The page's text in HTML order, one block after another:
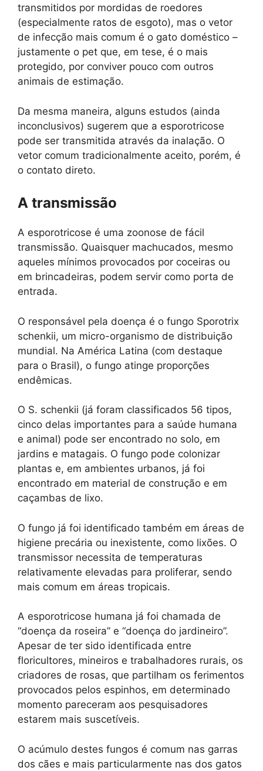
transmitidos por mordidas de roedores
(especialmente ratos de esgoto), mas o vetor
de infecção mais comum é o gato doméstico –
justamente o pet que, em tese, é o mais
protegido, por conviver pouco com outros
animais de estimação.
Da mesma maneira, alguns estudos (ainda
inconclusivos) sugerem que a esporotricose
pode ser transmitida através da inalação. O
vetor comum tradicionalmente aceito, porém, é
o contato direto.
A transmissão
A esporotricose é uma zoonose de fácil
transmissão. Quaisquer machucados, mesmo
aqueles mínimos provocados por coceiras ou
em brincadeiras, podem servir como porta de
entrada.
O responsável pela doença é o fungo Sporotrix
schenkii, um micro-organismo de distribuição
mundial. Na América Latina (com destaque
para o Brasil), o fungo atinge proporções
endêmicas.
O S. schenkii (já foram classificados 56 tipos,
cinco delas importantes para a saúde humana
e animal) pode ser encontrado no solo, em
jardins e matagais. O fungo pode colonizar
plantas e, em ambientes urbanos, já foi
encontrado em material de construção e em
caçambas de lixo.
O fungo já foi identificado também em áreas de
higiene precária ou inexistente, como lixões. O
transmissor necessita de temperaturas
relativamente elevadas para proliferar, sendo
mais comum em áreas tropicais.
A esporotricose humana já foi chamada de
“doença da roseira” e “doença do jardineiro”.
Apesar de ter sido identificada entre
floricultores, mineiros e trabalhadores rurais, os
criadores de rosas, que partilham os ferimentos
provocados pelos espinhos, em determinado
momento pareceram aos pesquisadores
estarem mais suscetíveis.
O acúmulo destes fungos é comum nas garras
dos cães e mais particularmente nas dos gatos